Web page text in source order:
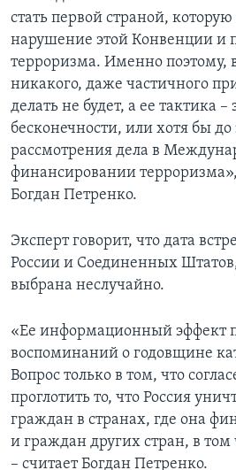
стать первой страной, которую
нарушение этой Конвенции и
терроризма. Именно поэтому,
никакого, даже частичного
делать не будет, а ее тактика
бесконечности, или хотя бы
рассмотрения дела в
финансировании
Богдан Петренко.
Эксперт говорит, что дата
России и Соединенных
выбрана неслучайно.
«Ее информационный эффект
воспоминаний о годовщине
Вопрос только в том, что
проглотить то, что Россия
граждан в странах, где она
и граждан других стран, в том
– считает Богдан Петренко.